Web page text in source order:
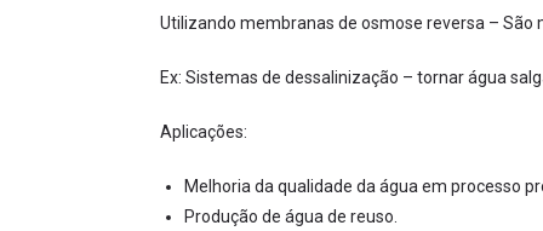
Utilizando membranas de osmose reversa –
Ex: Sistemas de dessalinização – tornar água
Aplicações:
Melhoria da qualidade da água em processo
Produção de água de reuso.